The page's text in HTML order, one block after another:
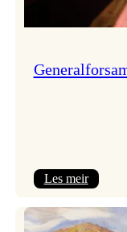
Les meir: